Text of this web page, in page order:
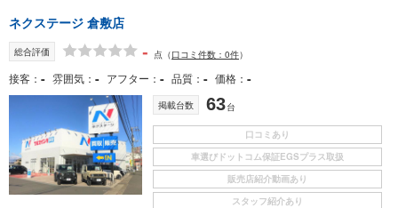
ネクステージ 倉敷店
総合評価 - 点 （口コミ件数：0件）
接客 - 雰囲気 - アフター - 品質 - 価格 -
掲載台数 63台
口コミあり
車選びドットコム保証EGSプラス取扱
販売店紹介動画あり
スタッフ紹介あり